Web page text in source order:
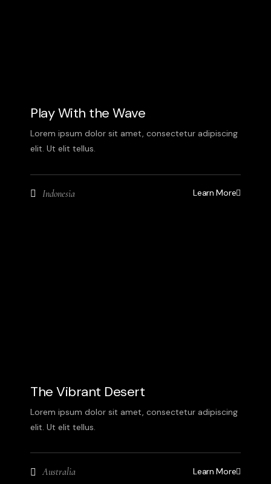
Play With the Wave
Lorem ipsum dolor sit amet, consectetur adipiscing
elit. Ut elit tellus.
Indonesia Learn More
The Vibrant Desert
Lorem ipsum dolor sit amet, consectetur adipiscing
elit. Ut elit tellus.
Australia Learn More